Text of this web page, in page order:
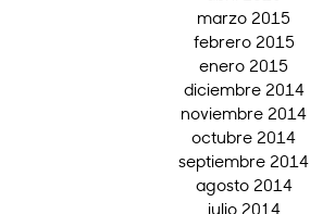
marzo 2015
febrero 2015
enero 2015
diciembre 2014
noviembre 2014
octubre 2014
septiembre 2014
agosto 2014
julio 2014